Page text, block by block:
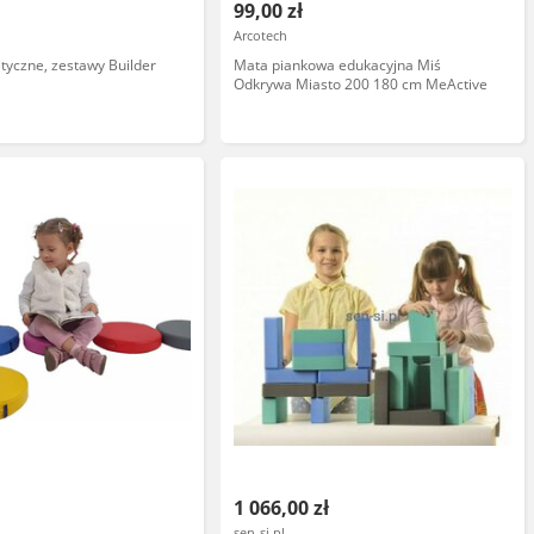
zestawy Builder
99,00 zł
Arcotech
Mata piankowa edukacyjna Miś
Odkrywa Miasto 200 180 cm MeActive
1 066,00 zł